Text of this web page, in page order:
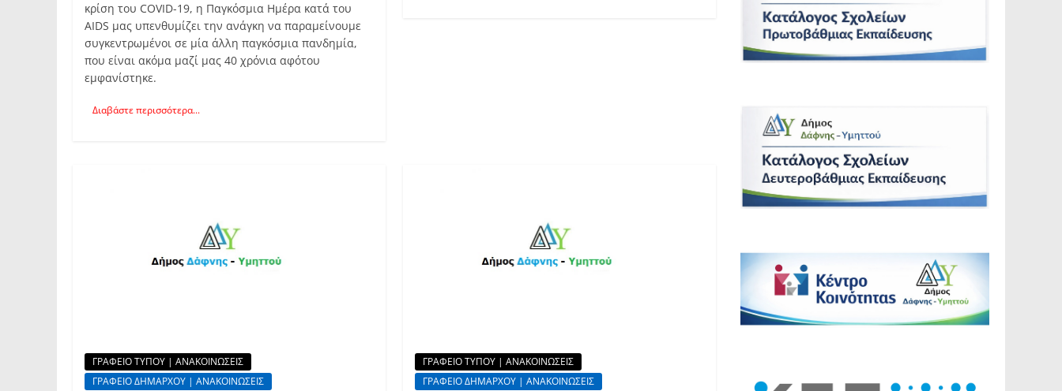
κρίση του COVID-19, η Παγκόσμια Ημέρα κατά του
AIDS μας υπενθυμίζει την ανάγκη να παραμείνουμε
συγκεντρωμένοι σε μία άλλη παγκόσμια πανδημία,
που είναι ακόμα μαζί μας 40 χρόνια αφότου
εμφανίστηκε.
Διαβάστε περισσότερα...
ΓΡΑΦΕΙΟ ΤΥΠΟΥ | ΑΝΑΚΟΙΝΩΣΕΙΣ
ΓΡΑΦΕΙΟ ΔΗΜΑΡΧΟΥ | ΑΝΑΚΟΙΝΩΣΕΙΣ
ΓΡΑΦΕΙΟ ΤΥΠΟΥ | ΑΝΑΚΟΙΝΩΣΕΙΣ
ΓΡΑΦΕΙΟ ΔΗΜΑΡΧΟΥ | ΑΝΑΚΟΙΝΩΣΕΙΣ